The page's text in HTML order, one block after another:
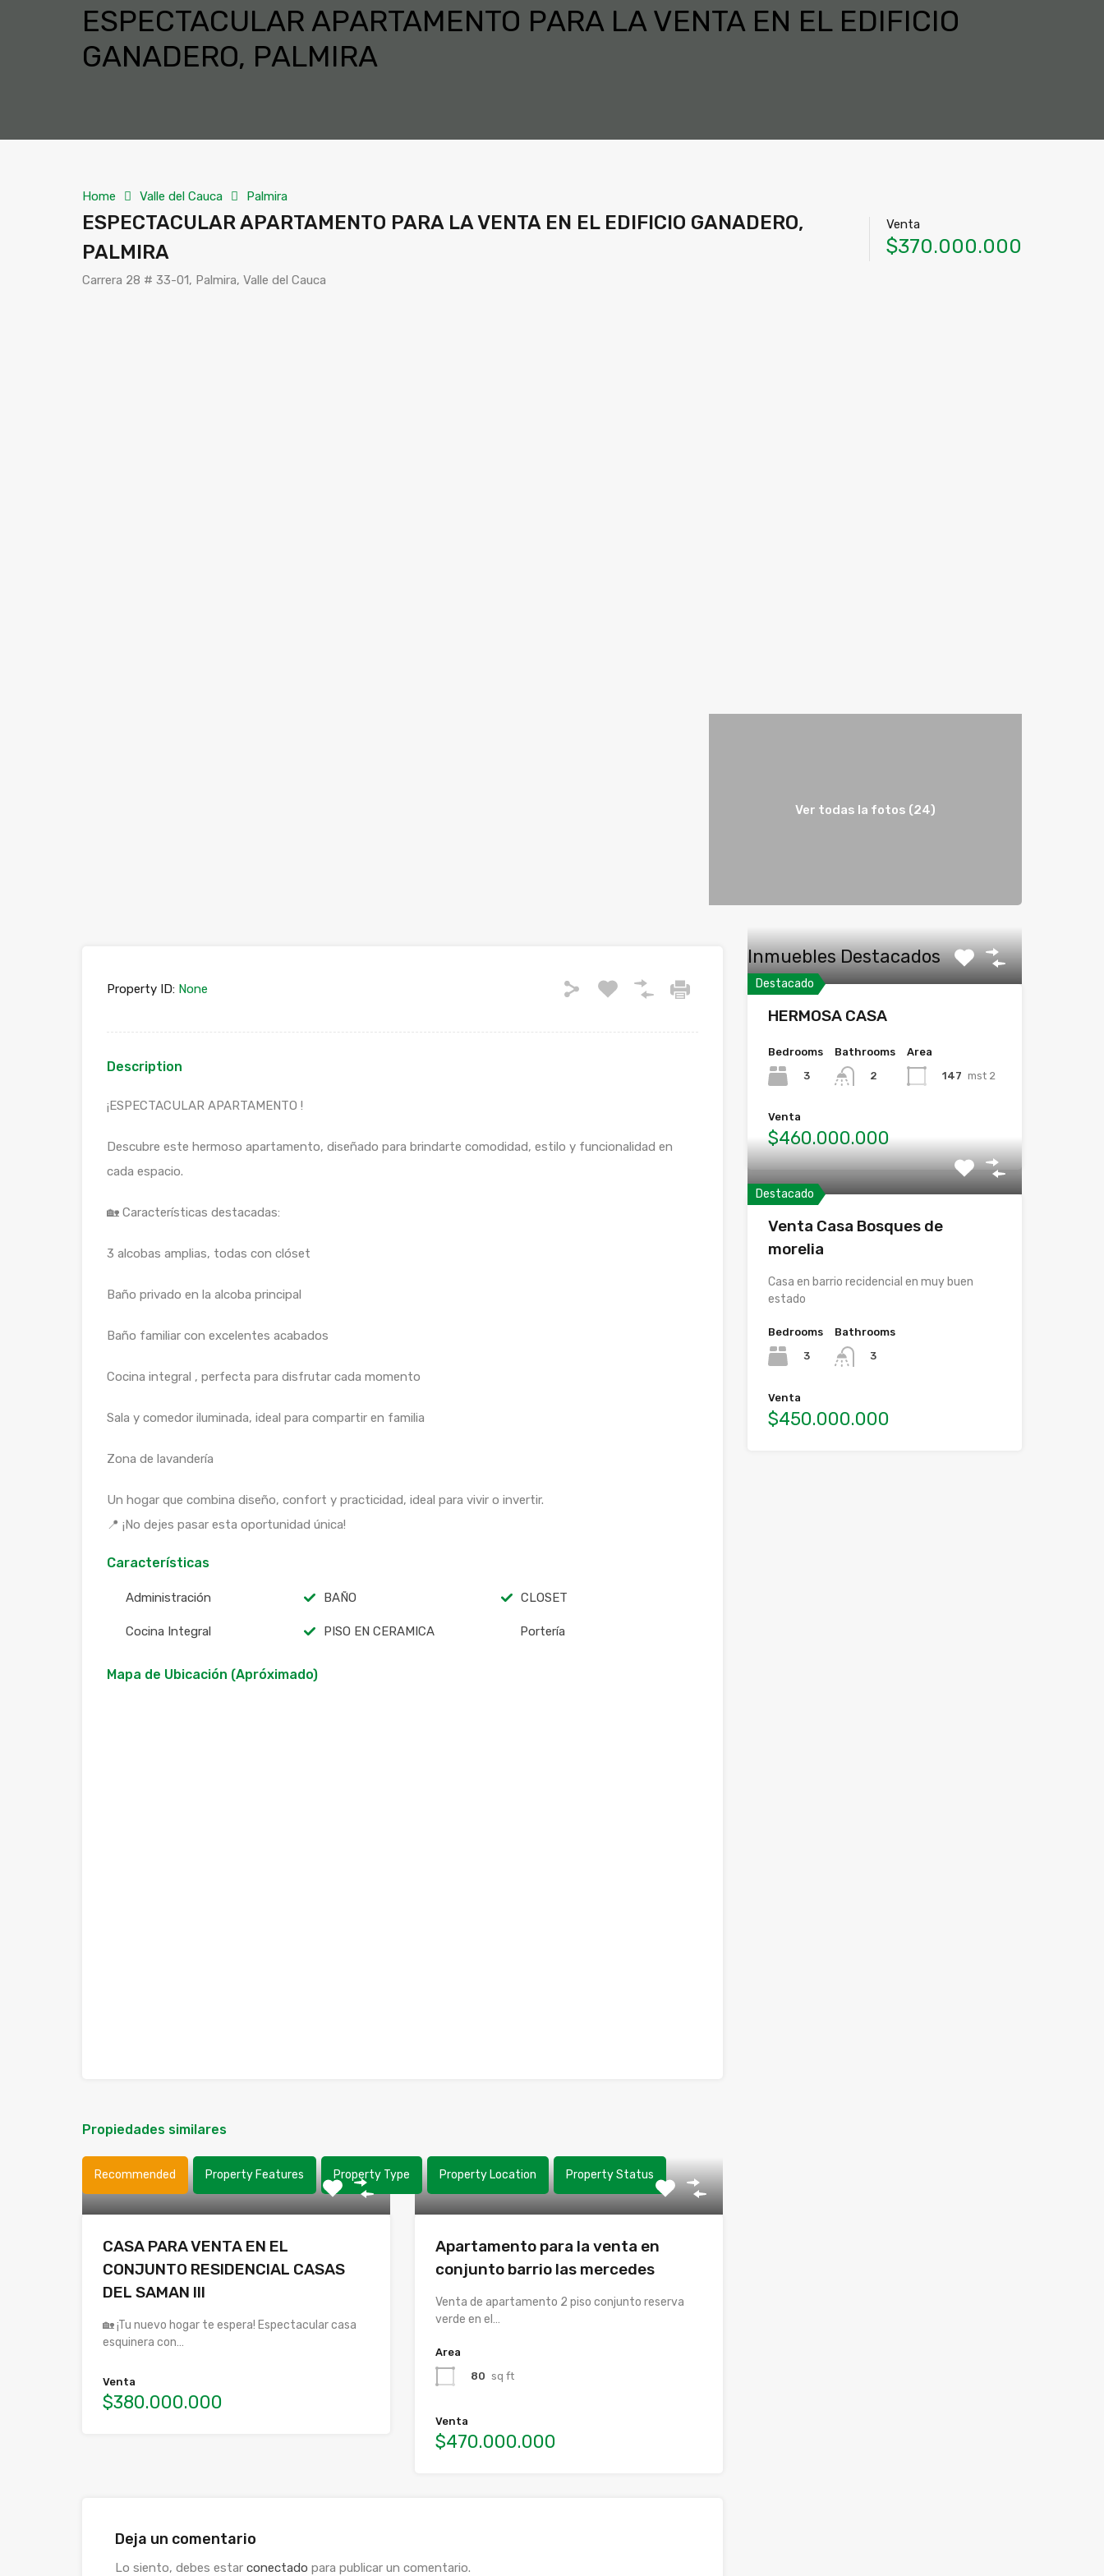
ESPECTACULAR APARTAMENTO PARA LA VENTA EN EL EDIFICIO
GANADERO, PALMIRA
Home Valle del Cauca Palmira
ESPECTACULAR APARTAMENTO PARA LA VENTA EN EL EDIFICIO GANADERO,
PALMIRA
Carrera 28 # 33-01, Palmira, Valle del Cauca
Venta
$370.000.000
Ver todas la fotos (24)
Property ID: None
Description
¡ESPECTACULAR APARTAMENTO !
Descubre este hermoso apartamento, diseñado para brindarte comodidad, estilo y funcionalidad en
cada espacio.
🏡 Características destacadas:
3 alcobas amplias, todas con clóset
Baño privado en la alcoba principal
Baño familiar con excelentes acabados
Cocina integral , perfecta para disfrutar cada momento
Sala y comedor iluminada, ideal para compartir en familia
Zona de lavandería
Un hogar que combina diseño, confort y practicidad, ideal para vivir o invertir.
📍 ¡No dejes pasar esta oportunidad única!
Características
Administración BAÑO CLOSET
Cocina Integral PISO EN CERAMICA Portería
Mapa de Ubicación (Apróximado)
Propiedades similares
Recommended Property Features Property Type Property Location Property Status
CASA PARA VENTA EN EL
CONJUNTO RESIDENCIAL CASAS
DEL SAMAN III
🏡 ¡Tu nuevo hogar te espera! Espectacular casa
esquinera con…
Venta
$380.000.000
Apartamento para la venta en
conjunto barrio las mercedes
Venta de apartamento 2 piso conjunto reserva
verde en el…
Area
80 sq ft
Venta
$470.000.000
Deja un comentario
Lo siento, debes estar conectado para publicar un comentario.
Inmuebles Destacados
Destacado
HERMOSA CASA
Bedrooms
3
Bathrooms
2
Area
147 mst 2
Venta
$460.000.000
Destacado
Venta Casa Bosques de
morelia
Casa en barrio recidencial en muy buen
estado
Bedrooms
3
Bathrooms
3
Venta
$450.000.000